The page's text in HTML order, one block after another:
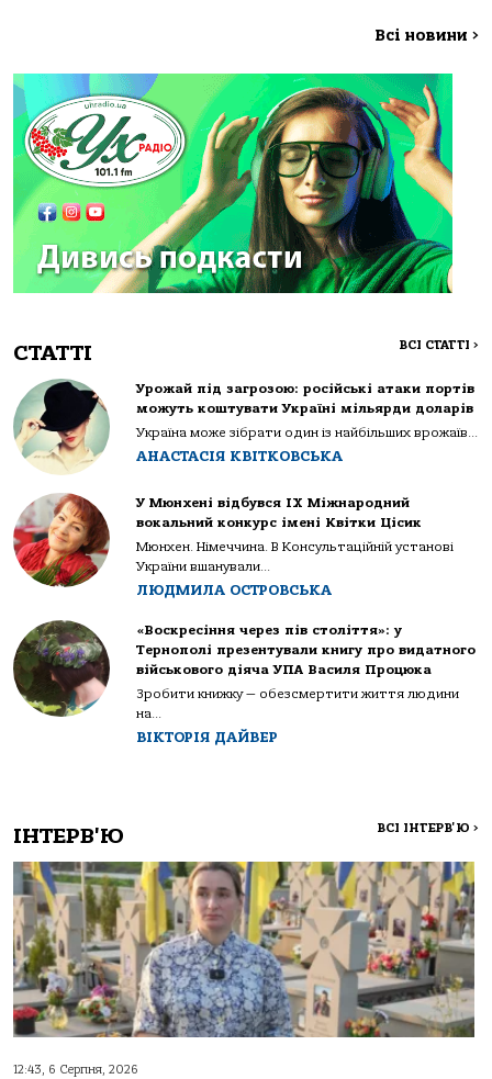
Всі новини >
СТАТТІ ВСІ СТАТТІ >
Урожай під загрозою: російські атаки портів
можуть коштувати Україні мільярди доларів
Україна може зібрати один із найбільших врожаїв...
АНАСТАСІЯ КВІТКОВСЬКА
У Мюнхені відбувся IX Міжнародний
вокальний конкурс імені Квітки Цісик
Мюнхен. Німеччина. В Консультаційній установі
України вшанували...
ЛЮДМИЛА ОСТРОВСЬКА
«Воскресіння через пів століття»: у
Тернополі презентували книгу про видатного
військового діяча УПА Василя Процюка
Зробити книжку — обезсмертити життя людини
на...
ВІКТОРІЯ ДАЙВЕР
ІНТЕРВ'Ю ВСІ ІНТЕРВ'Ю >
12:43, 6 Серпня, 2026